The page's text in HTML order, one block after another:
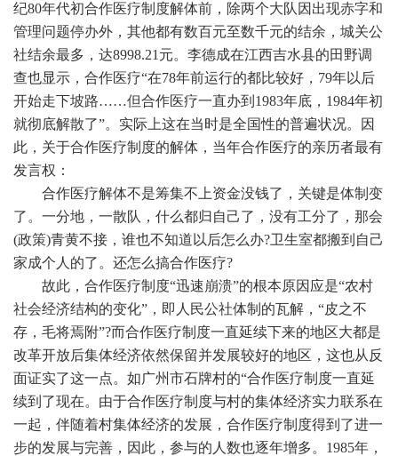
纪80年代初合作医疗制度解体前，除两个大队因出现赤字和
管理问题停办外，其他都有数百元至数千元的结余，城关公
社结余最多，达8998.21元。李德成在江西吉水县的田野调
查也显示，合作医疗“在78年前运行的都比较好，79年以后
开始走下坡路……但合作医疗一直办到1983年底，1984年初
就彻底解散了”。实际上这在当时是全国性的普遍状况。因
此，关于合作医疗制度的解体，当年合作医疗的亲历者最有
发言权：
合作医疗解体不是筹集不上资金没钱了，关键是体制变
了。一分地，一散队，什么都归自己了，没有工分了，那会
(政策)青黄不接，谁也不知道以后怎么办?卫生室都搬到自己
家成个人的了。还怎么搞合作医疗?
故此，合作医疗制度“迅速崩溃”的根本原因应是“农村
社会经济结构的变化”，即人民公社体制的瓦解，“皮之不
存，毛将焉附”?而合作医疗制度一直延续下来的地区大都是
改革开放后集体经济依然保留并发展较好的地区，这也从反
面证实了这一点。如广州市石牌村的“合作医疗制度一直延
续到了现在。由于合作医疗制度与村的集体经济实力联系在
一起，伴随着村集体经济的发展，合作医疗制度得到了进一
步的发展与完善，因此，参与的人数也逐年增多。1985年，